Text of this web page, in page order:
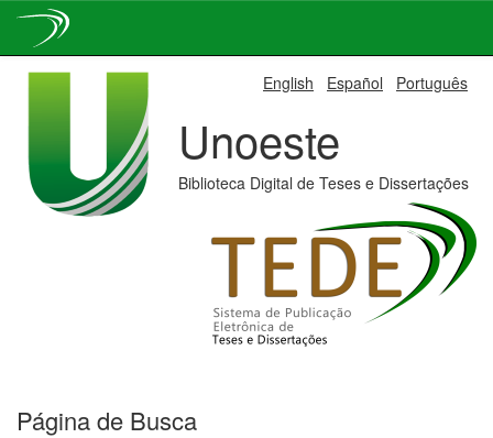
English Español Português
Unoeste
Biblioteca Digital de Teses e Dissertações
Página de Busca